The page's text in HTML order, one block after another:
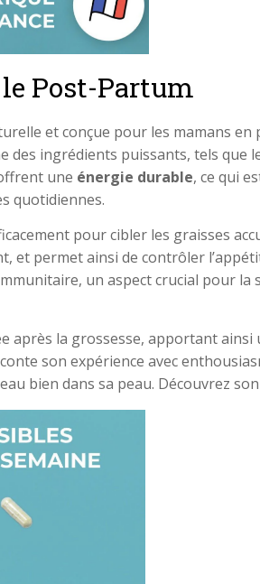
Post-Partum
et conçue pour les mamans
des ingrédients puissants, tels que
une énergie durable, ce qui
quotidiennes.
pour cibler les graisses
et permet ainsi de contrôler
un aspect crucial pour
après la grossesse, apportant
son expérience avec
bien dans sa peau. Découvrez